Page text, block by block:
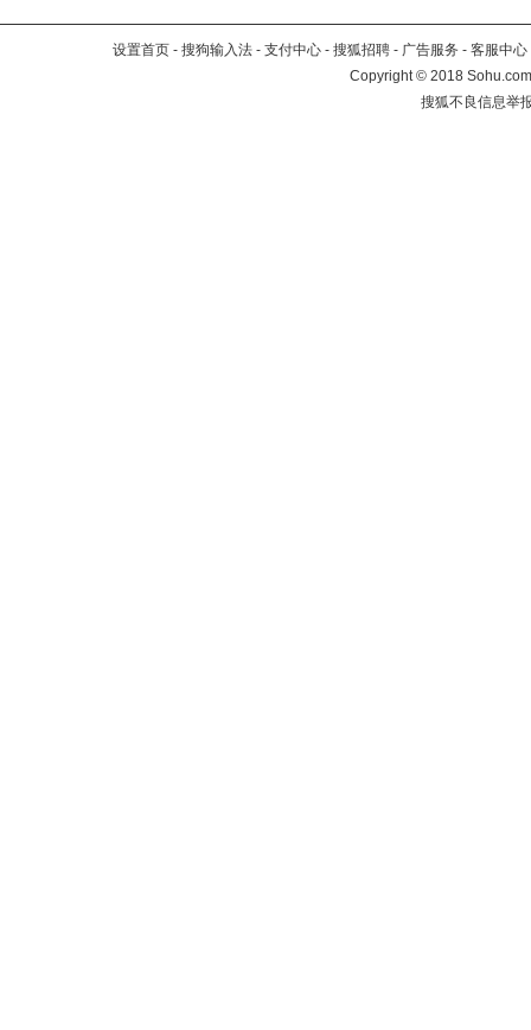
设置首页 - 搜狗输入法 - 支付中心 - 搜狐招聘 - 广告服务 - 客服中心
Copyright©2018
搜狐不良信息举